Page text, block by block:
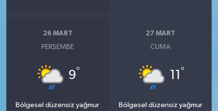
26 MART
PERŞEMBE
9°
Bölgesel düzensiz yağmur
27 MART
CUMA
11 °
Bölgesel düzensiz yağmur